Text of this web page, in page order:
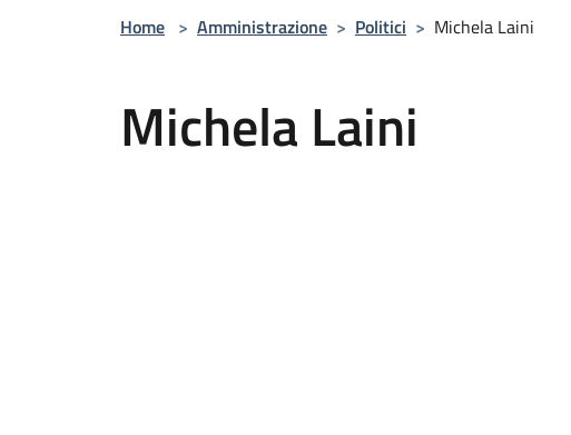
Home > Amministrazione > Politici > Michela Laini
Michela Laini